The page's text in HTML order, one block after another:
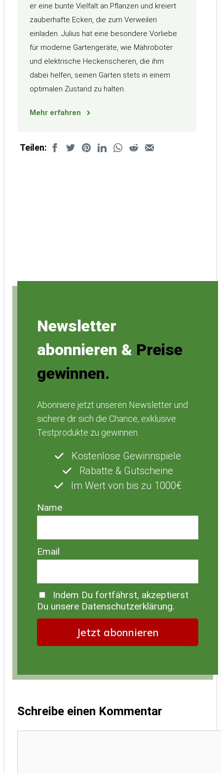
er eine bunte Vielfalt an Pflanzen und kreiert
zauberhafte Ecken, die zum Verweilen
einladen. Julius hat eine besondere Vorliebe
für moderne Gartengeräte, wie Mähroboter
und elektrische Heckenscheren, die ihm
dabei helfen, seinen Garten stets in einem
optimalen Zustand zu halten.
Mehr erfahren
Teilen:
Newsletter
abonnieren & Preise
gewinnen.
Abonniere jetzt unseren Newsletter und
sichere dir sich die Chance, exklusive
Testprodukte zu gewinnen.
Kostenlose Gewinnspiele
Rabatte & Gutscheine
Im Wert von bis zu 1000€
Name
Email
Indem Du fortfährst, akzeptierst
Du unsere Datenschutzerklärung.
Schreibe einen Kommentar